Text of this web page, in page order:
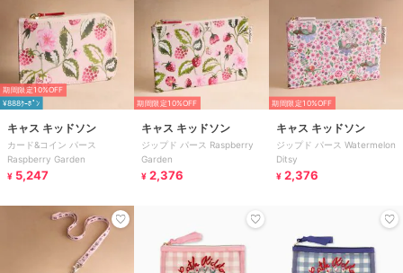
期間限定10%OFF
¥888ｸｰﾎﾟﾝ
キャス キッドソン
カード&コイン パース
Raspberry Garden
¥ 5,247
期間限定10%OFF
キャス キッドソン
ジップド パース Raspberry
Garden
¥ 2,376
期間限定10%OFF
キャス キッドソン
ジップド パース Watermelon
Ditsy
¥ 2,376